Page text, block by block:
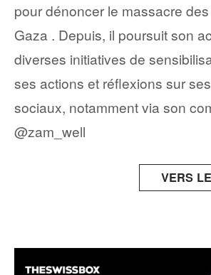
pour dénoncer le massacre
Gaza . Depuis, il poursuit son
diverses initiatives de
ses actions et réflexions sur
sociaux, notamment via son
@zam_well
VERS